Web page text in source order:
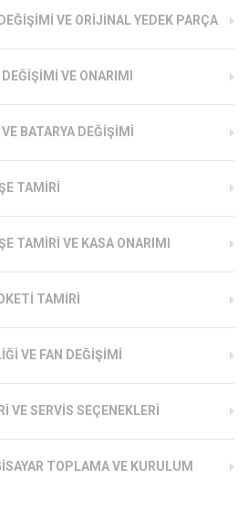
VE ORIJINAL YEDEK PARÇA
VE ONARIMI
BATARYA DEĞIŞIMI
TAMIRI
TAMIRI VE KASA ONARIMI
TAMIRI
VE FAN DEĞIŞIMI
VE SERVIS SEÇENEKLERI
TOPLAMA VE KURULUM